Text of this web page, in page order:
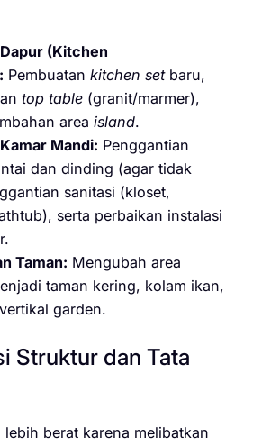
(Kitchen
Pembuatan kitchen setbaru,
top table (granit/marmer),
area island.
Mandi: Penggantian
dan dinding (agar tidak
sanitasi (kloset,
serta perbaikan instalasi
Taman: Mengubah area
taman kering, kolam ikan,
garden.
Struktur dan Tata
lebih berat karena melibatkan